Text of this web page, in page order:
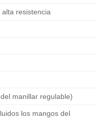
resistencia
manillar regulable)
los mangos del